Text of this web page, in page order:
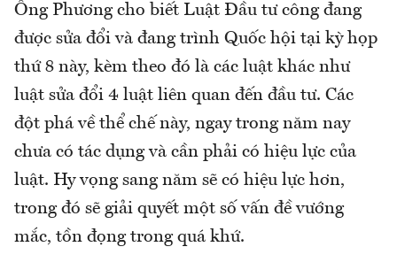
Ông Phương cho biết Luật Đầu tư công đang
được sửa đổi và đang trình Quốc hội tại kỳ họp
thứ 8 này, kèm theo đó là các luật khác như
luật sửa đổi 4 luật liên quan đến đầu tư. Các
đột phá về thể chế này, ngay trong năm nay
chưa có tác dụng và cần phải có hiệu lực của
luật. Hy vọng sang năm sẽ có hiệu lực hơn,
trong đó sẽ giải quyết một số vấn đề vướng
mắc, tồn đọng trong quá khứ.